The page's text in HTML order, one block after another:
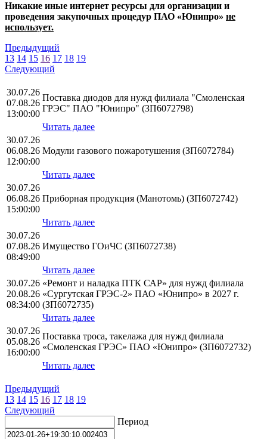
Никакие иные интернет ресурсы для организации и
проведения закупочных процедур ПАО «Юнипро» не
использует.
Предыдущий
13 14 15 16 17 18 19
Следующий
30.07.26
07.08.26
13:00:00
Поставка диодов для нужд филиала "Смоленская
ГРЭС" ПАО "Юнипро" (ЗП6072798)
Читать далее
30.07.26
06.08.26
12:00:00
Модули газового пожаротушения (ЗП6072784)
Читать далее
30.07.26
06.08.26
15:00:00
Приборная продукция (Манотомь) (ЗП6072742)
Читать далее
30.07.26
07.08.26
08:49:00
Имущество ГОиЧС (ЗП6072738)
Читать далее
30.07.26
20.08.26
08:34:00
«Ремонт и наладка ПТК САР» для нужд филиала
«Сургутская ГРЭС-2» ПАО «Юнипро» в 2027 г.
(ЗП6072735)
Читать далее
30.07.26
05.08.26
16:00:00
Поставка троса, такелажа для нужд филиала
«Смоленская ГРЭС» ПАО «Юнипро» (ЗП6072732)
Читать далее
Предыдущий
13 14 15 16 17 18 19
Следующий
Период